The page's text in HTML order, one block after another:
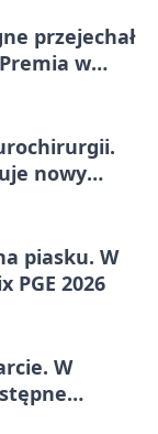
przejechał
w
nowy
piasku. W
PGE 2026
W